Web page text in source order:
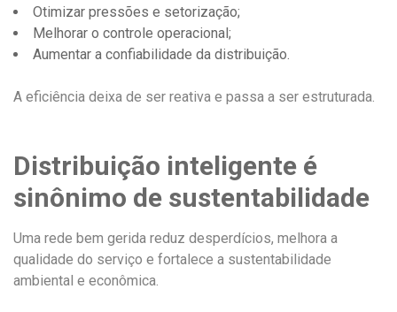
Otimizar pressões e setorização;
Melhorar o controle operacional;
Aumentar a confiabilidade da distribuição.
A eficiência deixa de ser reativa e passa a ser estruturada.
Distribuição inteligente é
sinônimo de sustentabilidade
Uma rede bem gerida reduz desperdícios, melhora a
qualidade do serviço e fortalece a sustentabilidade
ambiental e econômica.